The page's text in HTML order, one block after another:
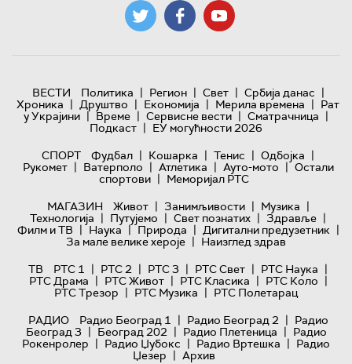
ВЕСТИ Политика | Регион | Свет | Србија данас |
Хроника | Друштво | Економија | Мерила времена | Рат
у Украјини | Време | Сервисне вести | Сматрачница |
Подкаст | ЕУ могућности 2026
СПОРТ
Фудбал | Кошарка | Тенис | Одбојка |
Рукомет | Ватерполо | Атлетика | Ауто-мото | Остали
спортови | Меморијал РТС
МАГАЗИН
Живот | Занимљивости | Музика |
Технологијa | Путујемо | Свет познатих | Здравље |
Филм и ТВ | Наука | Природа | Дигитални предузетник |
За мале велике хероје | Наизглед здрав
ТВ
РТС 1 | РТС 2 | РТС 3 | РТС Свет | РТС Наука |
РТС Драма | РТС Живот | РТС Класика | РТС Коло |
РТС Трезор | РТС Музика | РТС Полетарац
РАДИО
Радио Београд 1 | Радио Београд 2 | Радио
Београд 3 | Београд 202 | Радио Плетеница | Радио
Рокенролер | Радио Џубокс | Радио Вртешка | Радио
Џезер | Архив